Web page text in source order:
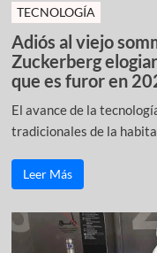
TECNOLOGÍA
Adiós al viejo
Zuckerberg
que es furor en
El avance de la
tradicionales de la
Leer Más